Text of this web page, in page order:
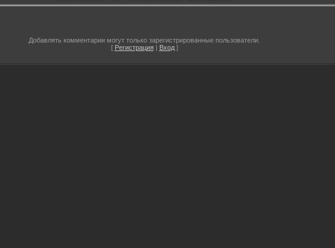
Добавлять комментарии могут только зарегистрированные пользователи.
[ Регистрация| Вход]